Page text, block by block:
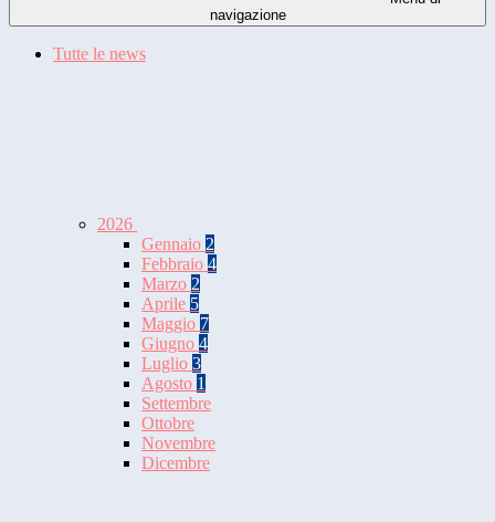
navigazione
Tutte le news
2026
Gennaio 2
Febbraio 4
Marzo 2
Aprile 5
Maggio 7
Giugno 4
Luglio 3
Agosto 1
Settembre
Ottobre
Novembre
Dicembre